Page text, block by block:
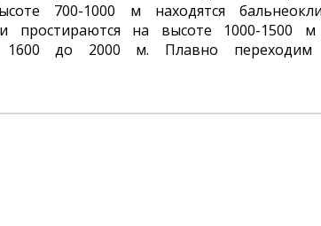
700-1000 м находятся
простираются на высоте 1000-1500
1600 до 2000 м. Плавно переходим